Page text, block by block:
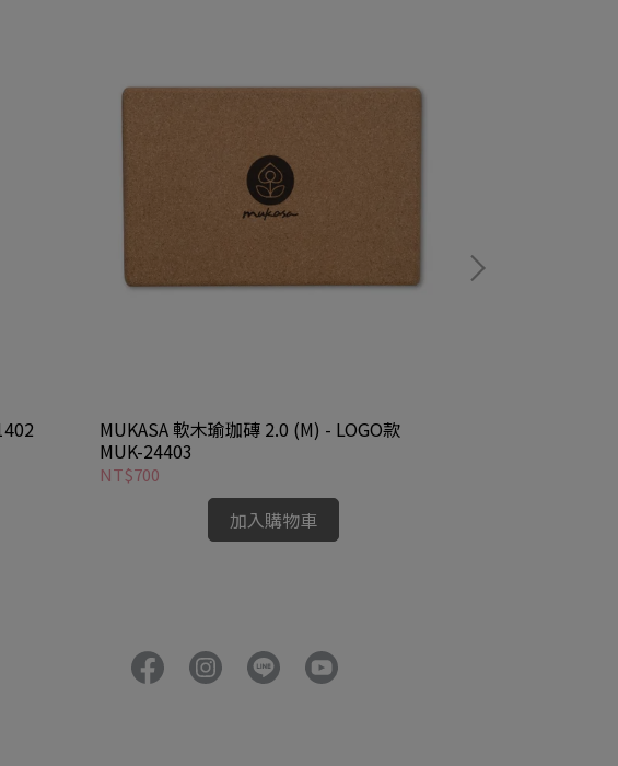
MUKASA 軟木瑜珈磚 2.0 (M) - LOGO款
MUK-24403
NT$700
加入購物車